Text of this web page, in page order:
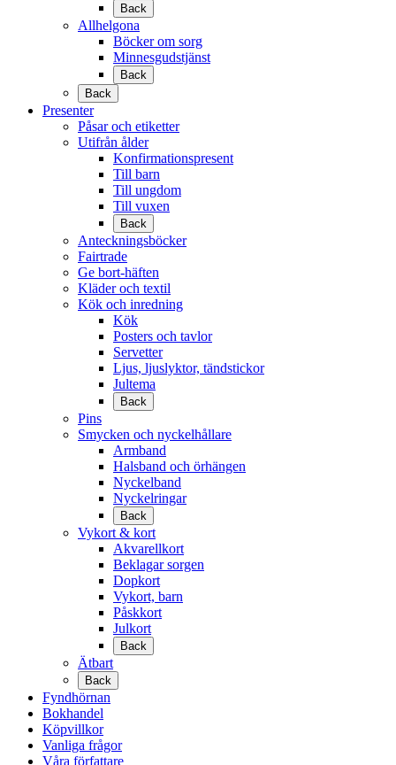
Back
Allhelgona
Böcker om sorg
Minnesgudstjänst
Back
Back
Presenter
Påsar och etiketter
Utifrån ålder
Konfirmationspresent
Till barn
Till ungdom
Till vuxen
Back
Anteckningsböcker
Fairtrade
Ge bort-häften
Kläder och textil
Kök och inredning
Kök
Posters och tavlor
Servetter
Ljus, ljuslyktor, tändstickor
Jultema
Back
Pins
Smycken och nyckelhållare
Armband
Halsband och örhängen
Nyckelband
Nyckelringar
Back
Vykort & kort
Akvarellkort
Beklagar sorgen
Dopkort
Vykort, barn
Påskkort
Julkort
Back
Ätbart
Back
Fyndhörnan
Bokhandel
Köpvillkor
Vanliga frågor
Våra författare